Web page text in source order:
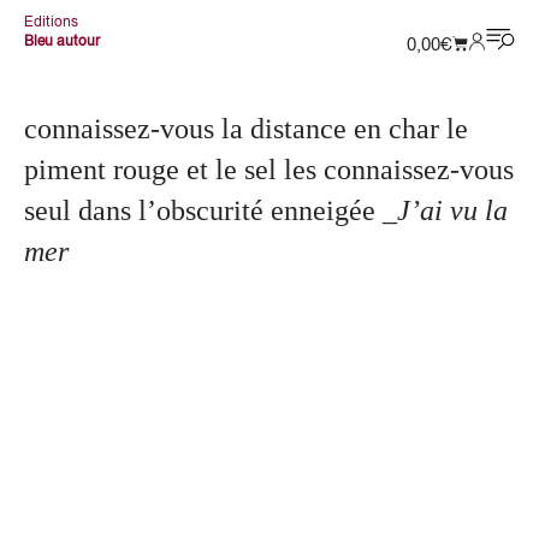
Editions
Bleu autour
0,00€
connaissez-vous la distance en char le
piment rouge et le sel les connaissez-vous
seul dans l’obscurité enneigée
_J’ai vu la
mer